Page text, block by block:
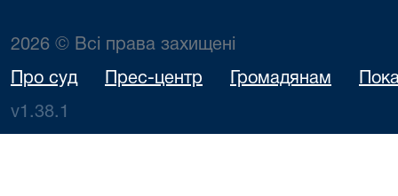
2026 © Всі права захищені
Про суд Прес-центр Громадянам
v1.38.1